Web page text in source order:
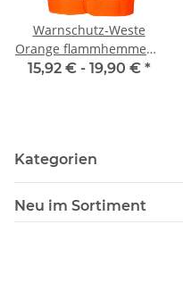
Warnschutz-Weste
Orange flammhemmend
EN ISO 20471 Class 2
15,92 € - 19,90 € *
Kategorien
Neu im Sortiment